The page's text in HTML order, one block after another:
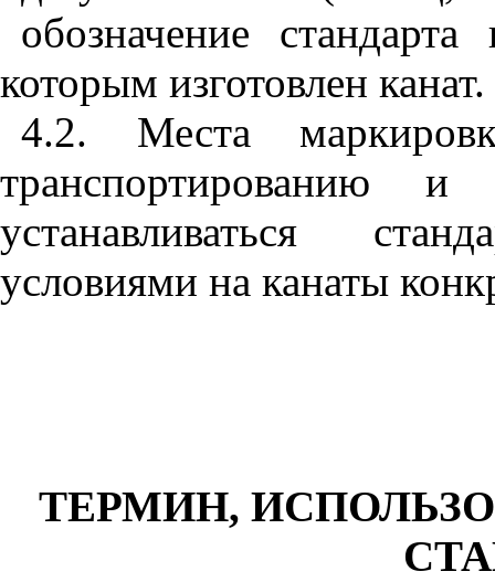
обозначение
которым изготовлен канат.
4.2. Места
транспортированию
устанавливаться
условиями на канаты
ТЕРМИН,